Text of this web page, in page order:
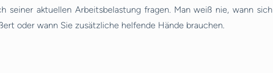
seiner aktuellen Arbeitsbelastung fragen. Man weiß nie, wann sich
oder wann Sie zusätzliche helfende Hände brauchen.